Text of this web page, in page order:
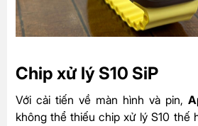
Chip xử lý S10 SiP
Với cải tiến về màn hình và pin,
không thể thiếu chip xử lý S10 thế